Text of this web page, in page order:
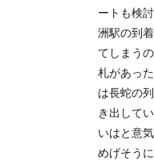
ートも検
洲駅の到
てしまう
札があっ
は長蛇の
き出して
いはと意
めげそう